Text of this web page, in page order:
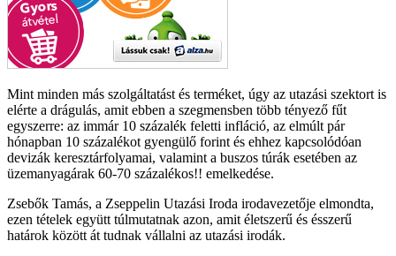
Mint minden más szolgáltatást és terméket, úgy az utazási szektort is
elérte a drágulás, amit ebben a szegmensben több tényező fűt
egyszerre: az immár 10 százalék feletti infláció, az elmúlt pár
hónapban 10 százalékot gyengülő forint és ehhez kapcsolódóan
devizák keresztárfolyamai, valamint a buszos túrák esetében az
üzemanyagárak 60-70 százalékos!! emelkedése.
Zsebők Tamás, a Zseppelin Utazási Iroda irodavezetője elmondta,
ezen tételek együtt túlmutatnak azon, amit életszerű és ésszerű
határok között át tudnak vállalni az utazási irodák.